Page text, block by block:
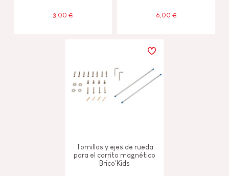
3,00 € 6,00 €
Tornillos y ejes de rueda
para el carrito magnético
Brico'Kids